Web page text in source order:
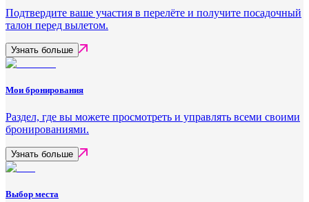
Подтвердите ваше участия в перелёте и получите посадочный
талон перед вылетом.
Узнать больше
Мои бронирования
Раздел, где вы можете просмотреть и управлять всеми своими
бронированиями.
Узнать больше
Выбор места